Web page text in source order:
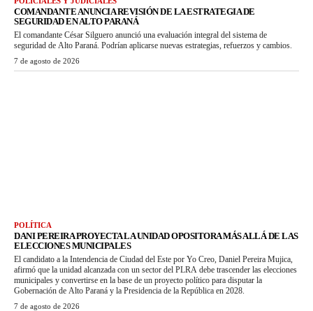
COMANDANTE ANUNCIA REVISIÓN DE LA ESTRATEGIA DE
SEGURIDAD EN ALTO PARANÁ
El comandante César Silguero anunció una evaluación integral del sistema de
seguridad de Alto Paraná. Podrían aplicarse nuevas estrategias, refuerzos y cambios.
7 de agosto de 2026
POLÍTICA
DANI PEREIRA PROYECTA LA UNIDAD OPOSITORA MÁS ALLÁ DE LAS
ELECCIONES MUNICIPALES
El candidato a la Intendencia de Ciudad del Este por Yo Creo, Daniel Pereira Mujica,
afirmó que la unidad alcanzada con un sector del PLRA debe trascender las elecciones
municipales y convertirse en la base de un proyecto político para disputar la
Gobernación de Alto Paraná y la Presidencia de la República en 2028.
7 de agosto de 2026